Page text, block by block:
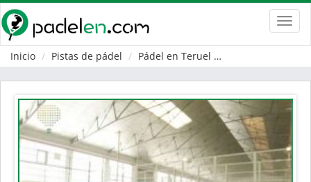
Inicio
Pistas de pádel Pádel en Teruel